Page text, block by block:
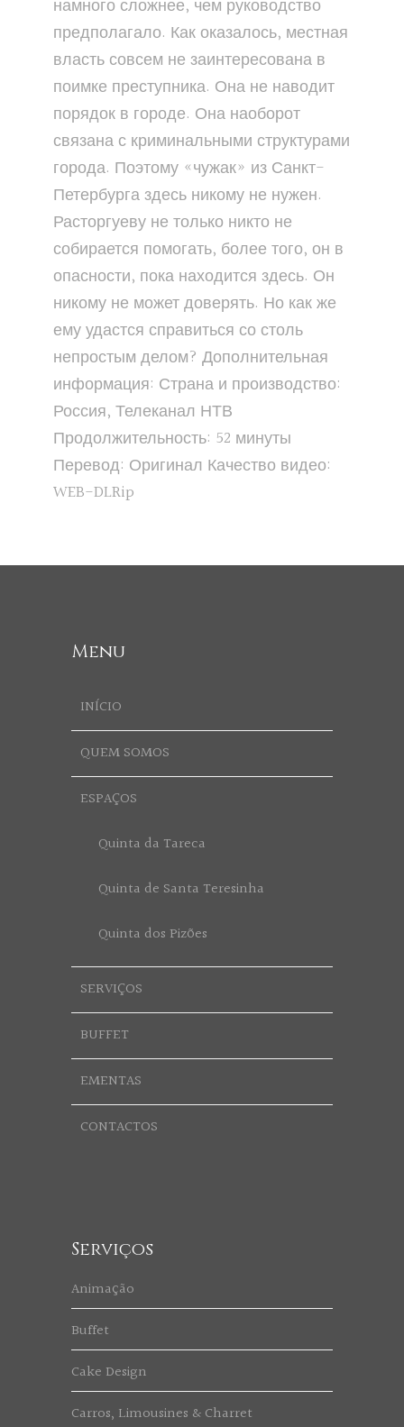
намного сложнее, чем руководство
предполагало. Как оказалось, местная
власть совсем не заинтересована в
поимке преступника. Она не наводит
порядок в городе. Она наоборот
связана с криминальными структурами
города. Поэтому «чужак» из Санкт-
Петербурга здесь никому не нужен.
Расторгуеву не только никто не
собирается помогать, более того, он в
опасности, пока находится здесь. Он
никому не может доверять. Но как же
ему удастся справиться со столь
непростым делом? Дополнительная
информация: Страна и производство:
Россия, Телеканал НТВ
Продолжительность: 52 минуты
Перевод: Оригинал Качество видео:
WEB-DLRip
Menu
INÍCIO
QUEM SOMOS
ESPAÇOS
Quinta da Tareca
Quinta de Santa Teresinha
Quinta dos Pizões
SERVIÇOS
BUFFET
EMENTAS
CONTACTOS
Serviços
Animação
Buffet
Cake Design
Carros, Limousines & Charret